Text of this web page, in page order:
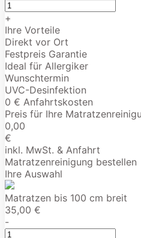
+
Ihre Vorteile
Direkt vor Ort
Festpreis Garantie
Ideal für Allergiker
Wunschtermin
UVC-Desinfektion
0 € Anfahrtskosten
Preis für Ihre
0,00
€
inkl. MwSt. & Anfahrt
Matratzenreinigung bestellen
Ihre Auswahl
Matratzen bis 100 cm breit
35,00 €
-